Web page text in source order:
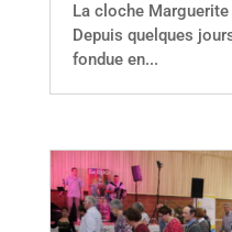
La cloche
Depuis quelques
fondue en...